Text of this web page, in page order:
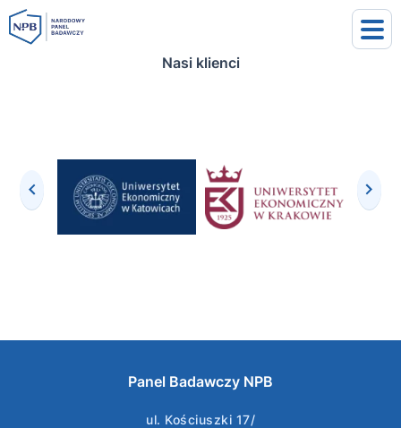
Nasi klienci
Panel Badawczy NPB
ul. Kościuszki 17/